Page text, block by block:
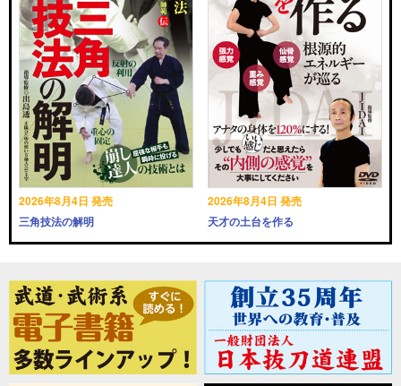
2026年8月4日 発売
三角技法の解明
2026年8月4日 発売
天才の土台を作る